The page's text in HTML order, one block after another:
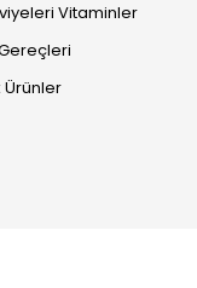
Vitaminler
Ürünler